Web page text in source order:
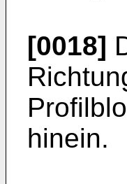
[0018]
hinein.